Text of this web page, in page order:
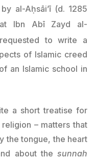
al-Aḥsāi’ī (d. 1285
Ibn Abī Zayd al-
to write a
of Islamic creed
an Islamic school in
a short treatise for
– matters that
the tongue, the heart
about the sunnah